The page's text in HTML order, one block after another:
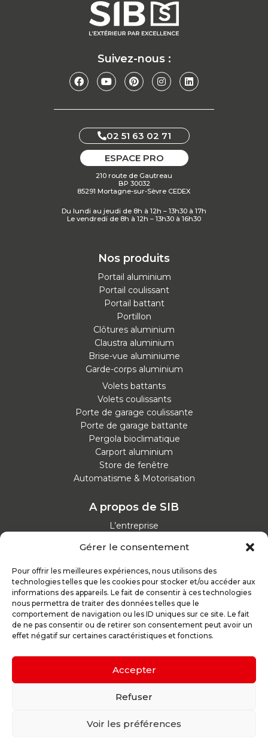
Gérer le consentement
Pour offrir les meilleures expériences, nous utilisons des
technologies telles que les cookies pour stocker et/ou accéder aux
informations des appareils. Le fait de consentir à ces technologies
nous permettra de traiter des données telles que le
comportement de navigation ou les ID uniques sur ce site. Le fait
de ne pas consentir ou de retirer son consentement peut avoir un
effet négatif sur certaines caractéristiques et fonctions.
Accepter
Refuser
Voir les préférences
Suivez-nous :
02 51 63 02 71
ESPACE PRO
210 route de Gautreau
BP 30032
85291 Mortagne-sur-Sèvre CEDEX
Du lundi au jeudi de 8h à 12h – 13h30 à 17h
Le vendredi de 8h à 12h – 13h30 à 16h30
Nos produits
Portail aluminium
Portail coulissant
Portail battant
Portillon
Clôtures aluminium
Claustra aluminium
Brise-vue aluminiume
Garde-corps aluminium
Volets battants
Volets coulissants
Porte de garage coulissante
Porte de garage battante
Pergola bioclimatique
Carport aluminium
Store de fenêtre
Automatisme & Motorisation
A propos de SIB
L’entreprise
Parcours d'achat
Nos garanties
Nos offres d’emploi
Actualités
Inspirez-vous
Nos conseils
Configurateur
Demande de devis
Parrain d’excellence